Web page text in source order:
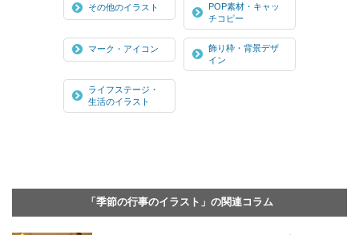
その他のイラスト
POP素材・キャッ
チコピー
マーク・アイコン
飾り枠・背景デザ
イン
ライフステージ・
生活のイラスト
「季節の行事のイラスト」の関連コラム